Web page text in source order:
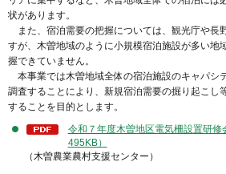
状があります。
また、宿泊需要の把握については、観光庁や長
すが、木曽地域のように小規模宿泊施設が多い地
握できていません。
本事業では木曽地域全体の宿泊施設のキャパシ
調査することにより、新規宿泊需要の掘り起こし
することを目的とします。
令和７年度木曽地区電気柵設置研修
495KB）
（木曽農業農村支援センター）